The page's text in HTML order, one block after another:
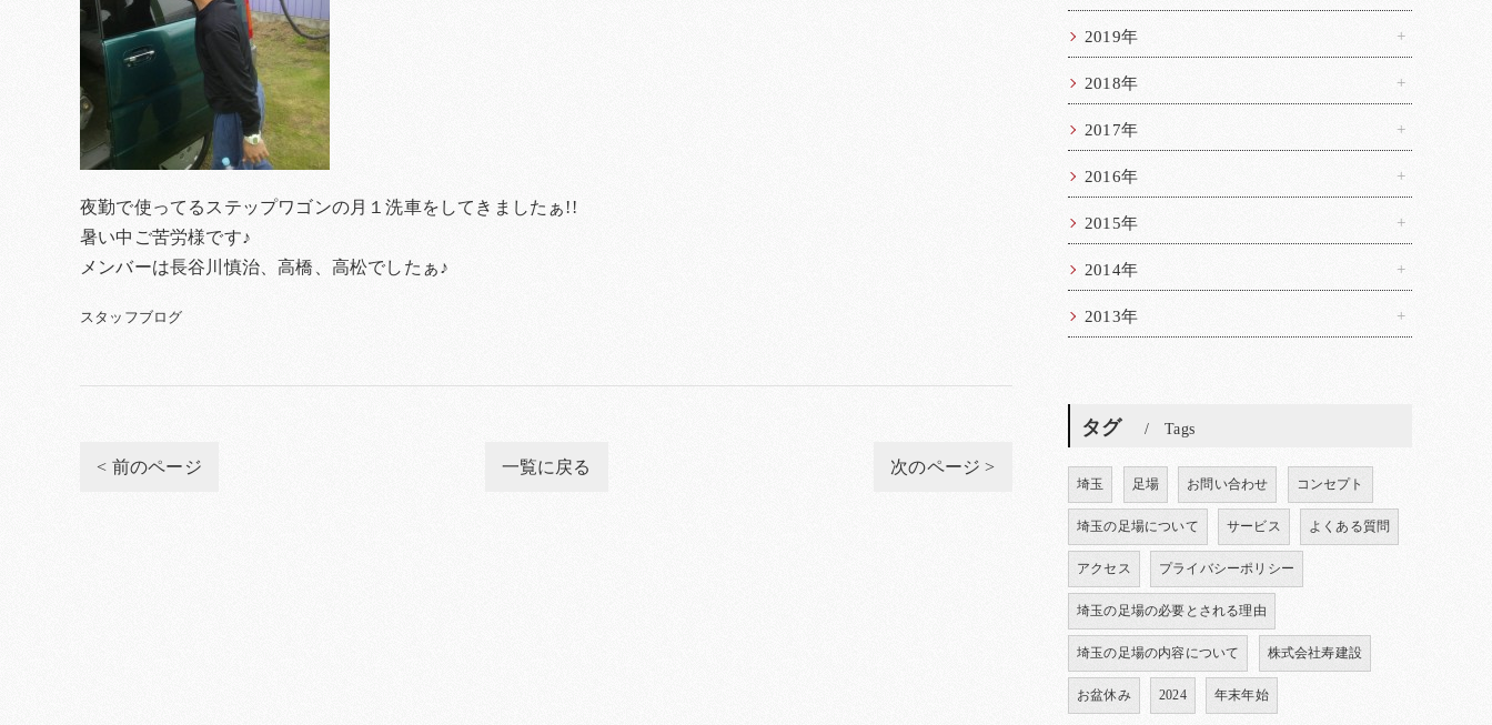
夜勤で使ってるステップワゴンの月１洗車をしてきましたぁ!!
暑い中ご苦労様です♪
メンバーは長谷川慎治、高橋、高松でしたぁ♪
スタッフブログ
< 前のページ 一覧に戻る 次のページ >
2019年
2018年
2017年
2016年
2015年
2014年
2013年
タグ Tags
埼玉 足場 お問い合わせ コンセプト
埼玉の足場について サービス よくある質問
アクセス プライバシーポリシー
埼玉の足場の必要とされる理由
埼玉の足場の内容について 株式会社寿建設
お盆休み 2024 年末年始